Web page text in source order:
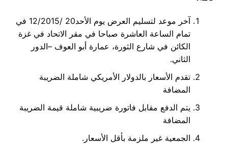
آخر موعد لتسليم العرض يوم الأحد20 /12/2015 في
تمام الساعة العاشرة صباحا في مقر الاتحاد في غزة
الكائن في شارع الثورة، عمارة أبو العوف –الدور
الثاني.
تقدم الأسعار بالدولار الأمريكي شاملة الضريبة
المضافة
يتم الدفع مقابل فاتورة ضريبية شاملة قيمة الضريبة
المضافة
الجمعية غير ملزمة بأقل الأسعار.